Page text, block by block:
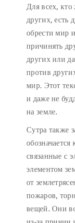
Для всех,
других, есть
обрести мир
причинять
других или
против
мир. Этот
и даже не
на земле.
Сутра также
связанные с
элементом
от
пожаров,
вещей. Они